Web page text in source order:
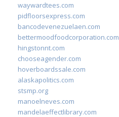
waywardtees.com
pidfloorsexpress.com
bancodevenezuelaen.com
bettermoodfoodcorporation.com
hingstonnt.com
chooseagender.com
hoverboardssale.com
alaskapolitics.com
stsmp.org
manoelneves.com
mandelaeffectlibrary.com